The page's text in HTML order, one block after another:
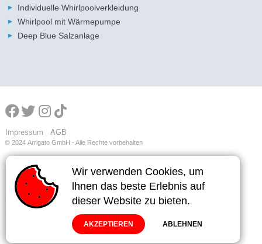
Wir verwenden Cookies, um
lhnen das beste Erlebnis auf
dieser Website zu bieten.
AKZEPTIEREN ABLEHNEN
Wir verwenden Cookies, um
lhnen das beste Erlebnis auf
dieser Website zu bieten.
AKZEPTIEREN ABLEHNEN
Wir verwenden Cookies, um
lhnen das beste Erlebnis auf
dieser Website zu bieten.
AKZEPTIEREN ABLEHNEN
Individuelle Whirlpoolverkleidung
Whirlpool mit Wärmepumpe
Deep Blue Salzanlage
Impressum AGB
© 2024 Arrigato GmbH - Alle Rechte vorbehalten